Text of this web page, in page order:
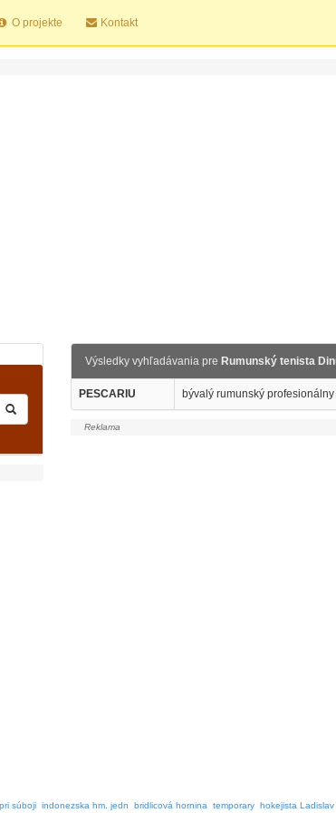
O projekte Kontakt
Výsledky vyhľadávania pre Rumunský tenista
PESCARIU bývalý rumunský
súboji indonezska hm. jedn bridlicová hornina temporary hokejista Ladislav